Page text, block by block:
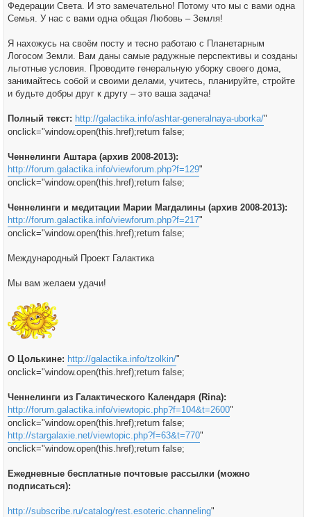
Федерации Света. И это замечательно! Потому что мы с вами одна
Семья. У нас с вами одна общая Любовь – Земля!
Я нахожусь на своём посту и тесно работаю с Планетарным
Логосом Земли. Вам даны самые радужные перспективы и созданы
льготные условия. Проводите генеральную уборку своего дома,
занимайтесь собой и своими делами, учитесь, планируйте, стройте
и будьте добры друг к другу – это ваша задача!
Полный текст: http://galactika.info/ashtar-generalnaya-uborka/"
onclick="window.open(this.href);return false;
Ченнелинги Аштара (архив 2008-2013):
http://forum.galactika.info/viewforum.php?f=129"
onclick="window.open(this.href);return false;
Ченнелинги и медитации Марии Магдалины (архив 2008-2013):
http://forum.galactika.info/viewforum.php?f=217"
onclick="window.open(this.href);return false;
Международный Проект Галактика
Мы вам желаем удачи!
О Цолькине: http://galactika.info/tzolkin/"
onclick="window.open(this.href);return false;
Ченнелинги из Галактического Календаря (Rina):
http://forum.galactika.info/viewtopic.php?f=104&t=2600"
onclick="window.open(this.href);return false;
http://stargalaxie.net/viewtopic.php?f=63&t=770"
onclick="window.open(this.href);return false;
Ежедневные бесплатные почтовые рассылки (можно
подписаться):
http://subscribe.ru/catalog/rest.esoteric.channeling"